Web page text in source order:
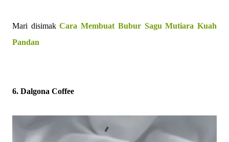
Mari disimakCara Membuat Bubur Sagu Mutiara Kuah
Pandan
6. Dalgona Coffee